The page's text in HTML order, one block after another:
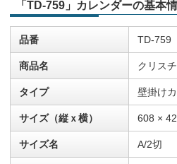
「TD-759」カレンダーの基本
品番 TD-759
商品名 クリス
タイプ 壁掛け
サイズ（縦ｘ横） 608 ×
サイズ名 A/2切